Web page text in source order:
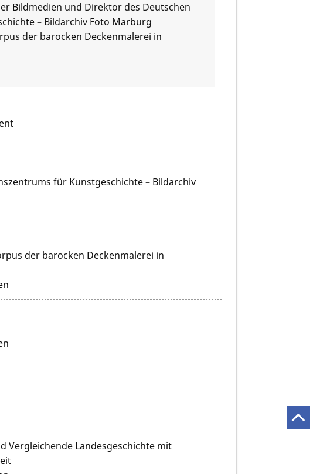
Bildmedien und Direktor des Deutschen
– Bildarchiv Foto Marburg
der barocken Deckenmalerei in
für Kunstgeschichte – Bildarchiv
der barocken Deckenmalerei in
Vergleichende Landesgeschichte mit